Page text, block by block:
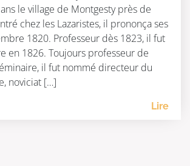
le village de Montgesty près de
chez les Lazaristes, il prononça ses
1820. Professeur dès 1823, il fut
en 1826. Toujours professeur de
il fut nommé directeur du
noviciat […]
Lire